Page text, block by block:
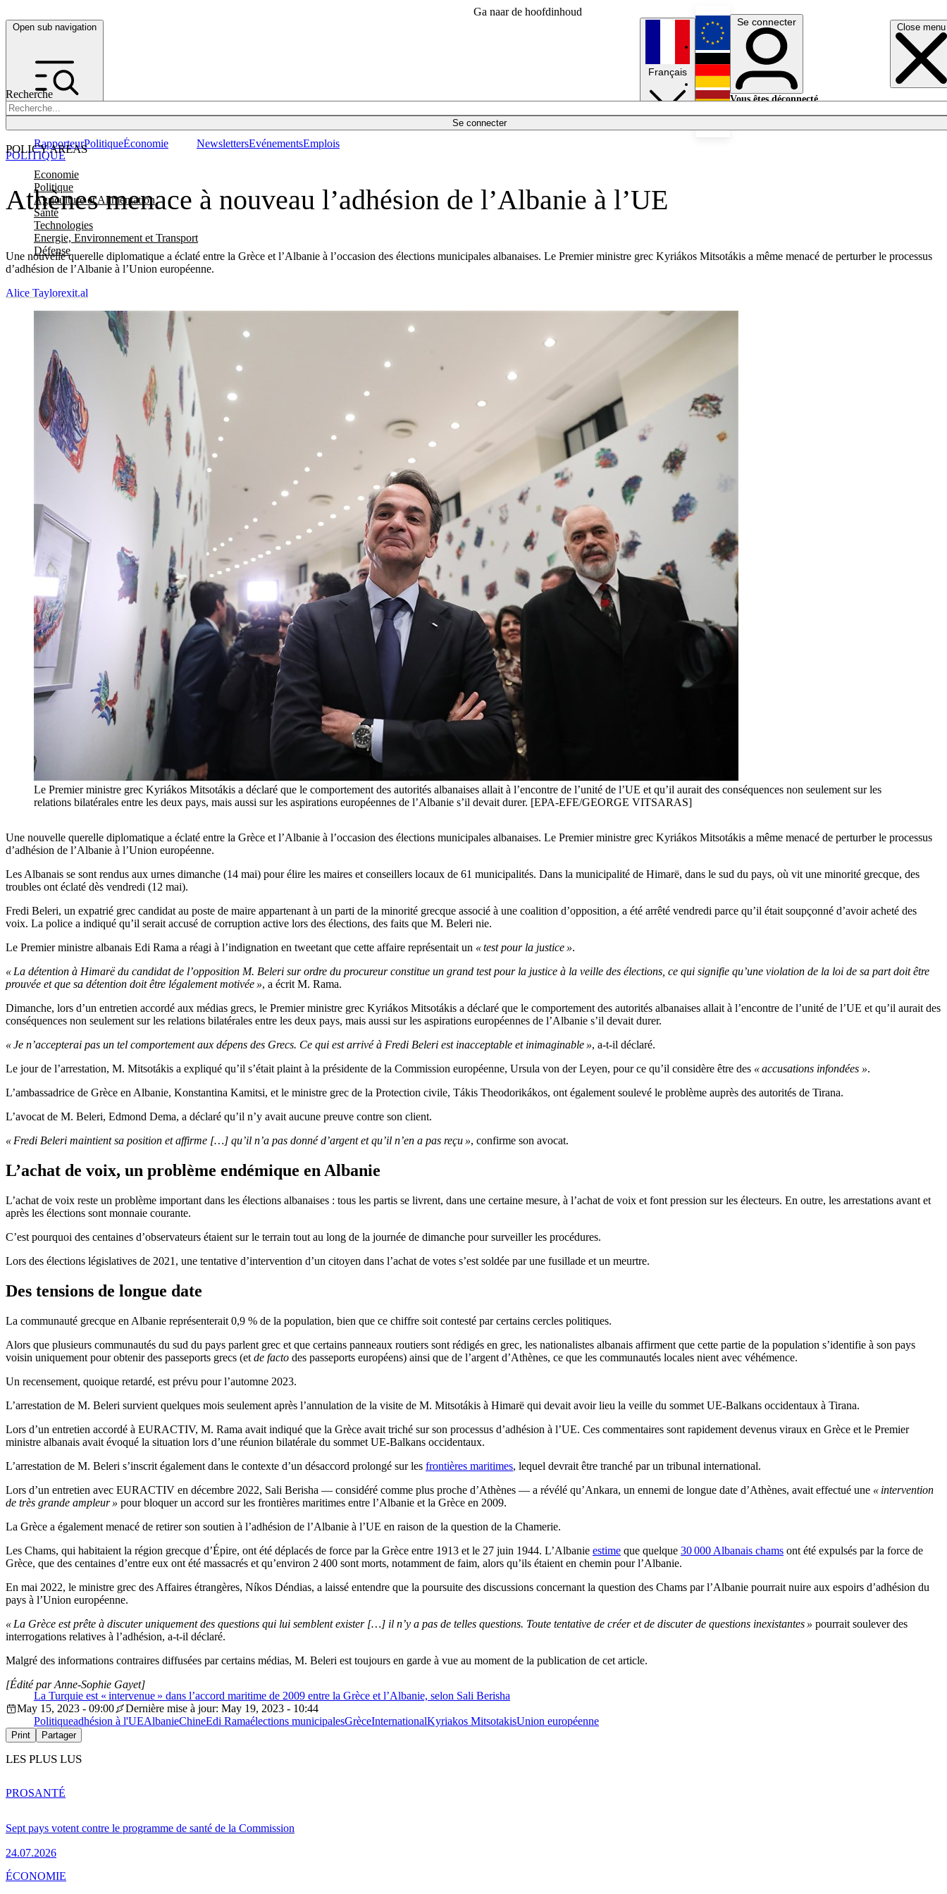
Ga naar de hoofdinhoud
Open sub navigation Close menu
Recherche
Se connecter
POLICY AREAS
Economie
Politique
Agriculture et Alimentation
Santé
Technologies
Energie, Environnement et Transport
Défense
RapporteurPolitiqueÉconomie NewslettersEvénementsEmplois
Français
English
Deutsch
Se connecter
Vous êtes déconnecté.
Athènes menace à nouveau l’adhésion de l’Albanie à l’UE
Une nouvelle querelle diplomatique a éclaté entre la Grèce et l’Albanie à l’occasion des élections municipales albanaises. Le Premier ministre grec Kyriákos Mitsotákis a même menacé de perturber le processus
d’adhésion de l’Albanie à l’Union européenne.
POLITIQUE
Alice Taylorexit.al
Le Premier ministre grec Kyriákos Mitsotákis a déclaré que le comportement des autorités albanaises allait à l’encontre de l’unité de l’UE et qu’il aurait des conséquences non seulement sur les
relations bilatérales entre les deux pays, mais aussi sur les aspirations européennes de l’Albanie s’il devait durer. [EPA-EFE/GEORGE VITSARAS]
Une nouvelle querelle diplomatique a éclaté entre la Grèce et l’Albanie à l’occasion des élections municipales albanaises. Le Premier ministre grec Kyriákos Mitsotákis a même menacé de perturber le processus
d’adhésion de l’Albanie à l’Union européenne.
Les Albanais se sont rendus aux urnes dimanche (14 mai) pour élire les maires et conseillers locaux de 61 municipalités. Dans la municipalité de Himarë, dans le sud du pays, où vit une minorité grecque, des
troubles ont éclaté dès vendredi (12 mai).
Fredi Beleri, un expatrié grec candidat au poste de maire appartenant à un parti de la minorité grecque associé à une coalition d’opposition, a été arrêté vendredi parce qu’il était soupçonné d’avoir acheté des
voix. La police a indiqué qu’il serait accusé de corruption active lors des élections, des faits que M. Beleri nie.
Le Premier ministre albanais Edi Rama a réagi à l’indignation en tweetant que cette affaire représentait un « test pour la justice ».
« La détention à Himarë du candidat de l’opposition M. Beleri sur ordre du procureur constitue un grand test pour la justice à la veille des élections, ce qui signifie qu’une violation de la loi de sa part doit être
prouvée et que sa détention doit être légalement motivée », a écrit M. Rama.
Dimanche, lors d’un entretien accordé aux médias grecs, le Premier ministre grec Kyriákos Mitsotákis a déclaré que le comportement des autorités albanaises allait à l’encontre de l’unité de l’UE et qu’il aurait des
conséquences non seulement sur les relations bilatérales entre les deux pays, mais aussi sur les aspirations européennes de l’Albanie s’il devait durer.
« Je n’accepterai pas un tel comportement aux dépens des Grecs. Ce qui est arrivé à Fredi Beleri est inacceptable et inimaginable », a-t-il déclaré.
Le jour de l’arrestation, M. Mitsotákis a expliqué qu’il s’était plaint à la présidente de la Commission européenne, Ursula von der Leyen, pour ce qu’il considère être des « accusations infondées ».
L’ambassadrice de Grèce en Albanie, Konstantina Kamitsi, et le ministre grec de la Protection civile, Tákis Theodorikákos, ont également soulevé le problème auprès des autorités de Tirana.
L’avocat de M. Beleri, Edmond Dema, a déclaré qu’il n’y avait aucune preuve contre son client.
« Fredi Beleri maintient sa position et affirme […] qu’il n’a pas donné d’argent et qu’il n’en a pas reçu », confirme son avocat.
L’achat de voix, un problème endémique en Albanie
L’achat de voix reste un problème important dans les élections albanaises : tous les partis se livrent, dans une certaine mesure, à l’achat de voix et font pression sur les électeurs. En outre, les arrestations avant et
après les élections sont monnaie courante.
C’est pourquoi des centaines d’observateurs étaient sur le terrain tout au long de la journée de dimanche pour surveiller les procédures.
Lors des élections législatives de 2021, une tentative d’intervention d’un citoyen dans l’achat de votes s’est soldée par une fusillade et un meurtre.
Des tensions de longue date
La communauté grecque en Albanie représenterait 0,9 % de la population, bien que ce chiffre soit contesté par certains cercles politiques.
Alors que plusieurs communautés du sud du pays parlent grec et que certains panneaux routiers sont rédigés en grec, les nationalistes albanais affirment que cette partie de la population s’identifie à son pays
voisin uniquement pour obtenir des passeports grecs (et de facto des passeports européens) ainsi que de l’argent d’Athènes, ce que les communautés locales nient avec véhémence.
Un recensement, quoique retardé, est prévu pour l’automne 2023.
L’arrestation de M. Beleri survient quelques mois seulement après l’annulation de la visite de M. Mitsotákis à Himarë qui devait avoir lieu la veille du sommet UE-Balkans occidentaux à Tirana.
Lors d’un entretien accordé à EURACTIV, M. Rama avait indiqué que la Grèce avait triché sur son processus d’adhésion à l’UE. Ces commentaires sont rapidement devenus viraux en Grèce et le Premier
ministre albanais avait évoqué la situation lors d’une réunion bilatérale du sommet UE-Balkans occidentaux.
L’arrestation de M. Beleri s’inscrit également dans le contexte d’un désaccord prolongé sur les frontières maritimes, lequel devrait être tranché par un tribunal international.
Lors d’un entretien avec EURACTIV en décembre 2022, Sali Berisha — considéré comme plus proche d’Athènes — a révélé qu’Ankara, un ennemi de longue date d’Athènes, avait effectué une « intervention
de très grande ampleur » pour bloquer un accord sur les frontières maritimes entre l’Albanie et la Grèce en 2009.
La Grèce a également menacé de retirer son soutien à l’adhésion de l’Albanie à l’UE en raison de la question de la Chamerie.
Les Chams, qui habitaient la région grecque d’Épire, ont été déplacés de force par la Grèce entre 1913 et le 27 juin 1944. L’Albanie estime que quelque 30 000 Albanais chams ont été expulsés par la force de
Grèce, que des centaines d’entre eux ont été massacrés et qu’environ 2 400 sont morts, notamment de faim, alors qu’ils étaient en chemin pour l’Albanie.
En mai 2022, le ministre grec des Affaires étrangères, Níkos Déndias, a laissé entendre que la poursuite des discussions concernant la question des Chams par l’Albanie pourrait nuire aux espoirs d’adhésion du
pays à l’Union européenne.
« La Grèce est prête à discuter uniquement des questions qui lui semblent exister […] il n’y a pas de telles questions. Toute tentative de créer et de discuter de questions inexistantes » pourrait soulever des
interrogations relatives à l’adhésion, a-t-il déclaré.
Malgré des informations contraires diffusées par certains médias, M. Beleri est toujours en garde à vue au moment de la publication de cet article.
La Turquie est « intervenue » dans l’accord maritime de 2009 entre la Grèce et l’Albanie, selon Sali Berisha
[Édité par Anne-Sophie Gayet]
May 15, 2023 - 09:00
Dernière mise à jour: May 19, 2023 - 10:44
Politiqueadhésion à l'UEAlbanieChineEdi Ramaélections municipalesGrèceInternationalKyriakos MitsotakisUnion européenne
Print Partager
LES PLUS LUS
Sept pays votent contre le programme de santé de la Commission
24.07.2026
PROSANTÉ
ÉCONOMIE